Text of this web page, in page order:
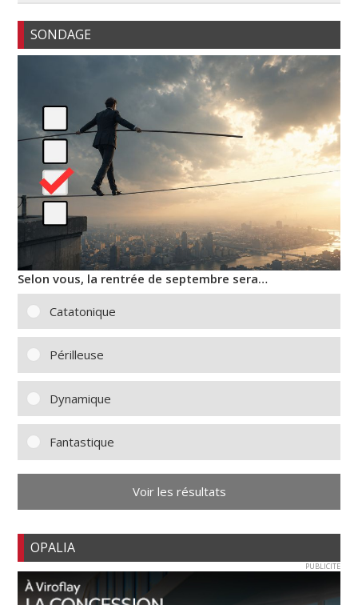
SONDAGE
Selon vous, la rentrée de septembre sera…
Catatonique
Périlleuse
Dynamique
Fantastique
Voir les résultats
OPALIA
PUBLICITE